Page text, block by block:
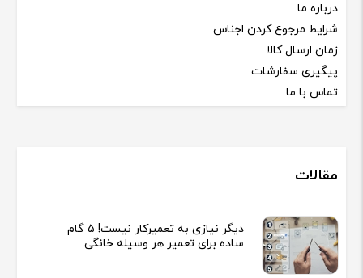
درباره ما
شرایط مرجوع کردن اجناس
زمان ارسال کالا
پیگیری سفارشات
تماس با ما
مقالات
دیگر نیازی به تعمیرکار نیست! ۵ گام
ساده برای تعمیر هر وسیله خانگی